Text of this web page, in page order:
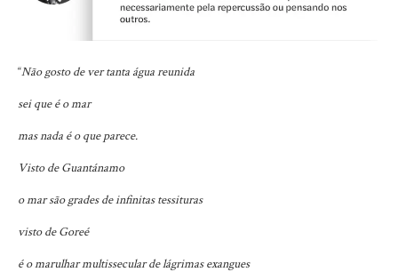
“Não gosto de ver tanta água reunida
sei que é o mar
mas nada é o que parece.
Visto de Guantánamo
o mar são grades de infinitas tessituras
visto de Goreé
é o marulhar multissecular de lágrimas exangues